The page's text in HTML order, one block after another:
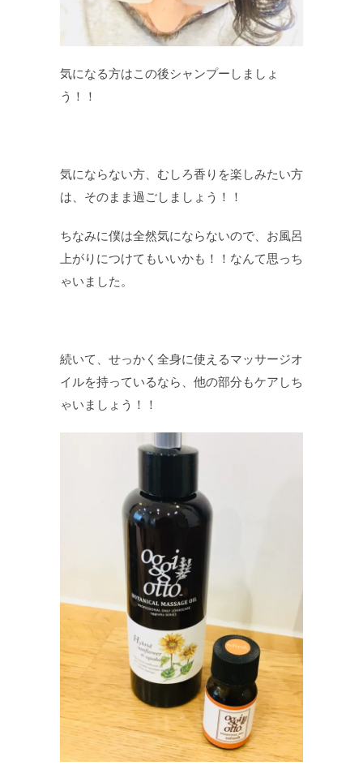
気になる方はこの後シャンプーしましょ
う！！
気にならない方、むしろ香りを楽しみたい方
は、そのまま過ごしましょう！！
ちなみに僕は全然気にならないので、お風呂
上がりにつけてもいいかも！！なんて思っち
ゃいました。
続いて、せっかく全身に使えるマッサージオ
イルを持っているなら、他の部分もケアしち
ゃいましょう！！